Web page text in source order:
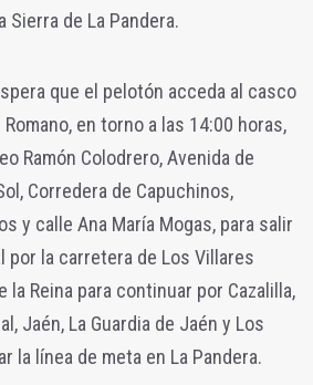
Sierra de La Pandera.
que el pelotón acceda al casco
en torno a las 14:00 horas,
Ramón Colodrero, Avenida de
Corredera de Capuchinos,
y calle Ana María Mogas, para salir
por la carretera de Los Villares
la Reina para continuar por Cazalilla,
Jaén, La Guardia de Jaén y Los
la línea de meta en La Pandera.